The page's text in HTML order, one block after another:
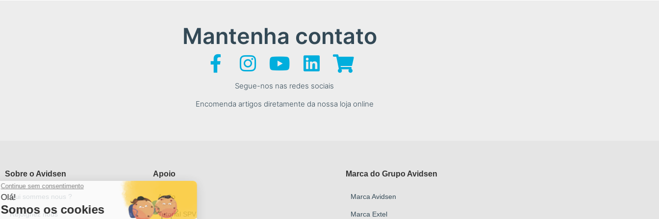
Mantenha contato
Segue-nos nas redes sociais
Encomenda artigos diretamente da nossa loja online
Sobre o Avidsen
Qui sommes nous ?
Rejoignez nous
Apoio
Apoio
Tutorial SPV
Marca do Grupo Avidsen
Marca Avidsen
Marca Extel